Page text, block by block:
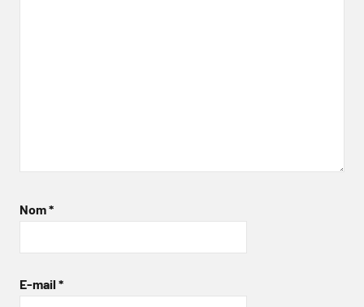
Nom*
E-mail *